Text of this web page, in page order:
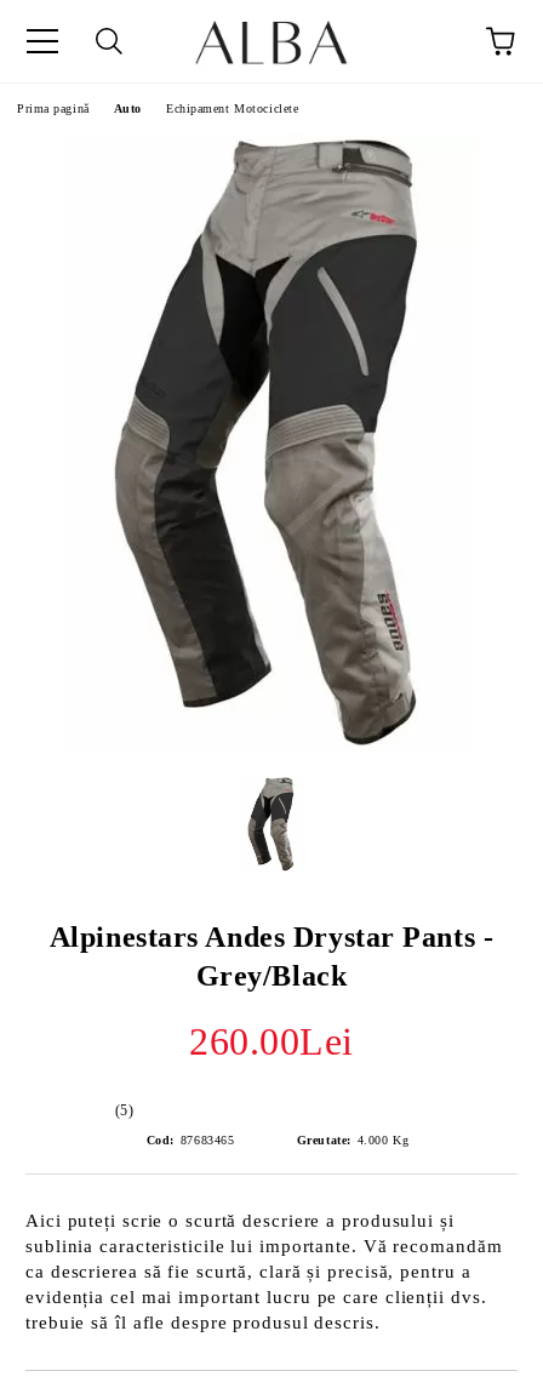
Prima pagină Auto Echipament Motociclete
Alpinestars Andes Drystar Pants -
Grey/Black
260.00Lei
(5)
Cod: 87683465 Greutate: 4.000 Kg
Aici puteți scrie o scurtă descriere a produsului și
sublinia caracteristicile lui importante. Vă recomandăm
ca descrierea să fie scurtă, clară și precisă, pentru a
evidenția cel mai important lucru pe care clienții dvs.
trebuie să îl afle despre produsul descris.